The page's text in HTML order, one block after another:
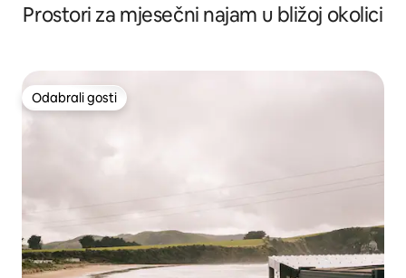
Prostori za mjesečni najam u bližoj okolici
Odabrali gosti
Odabrali gosti